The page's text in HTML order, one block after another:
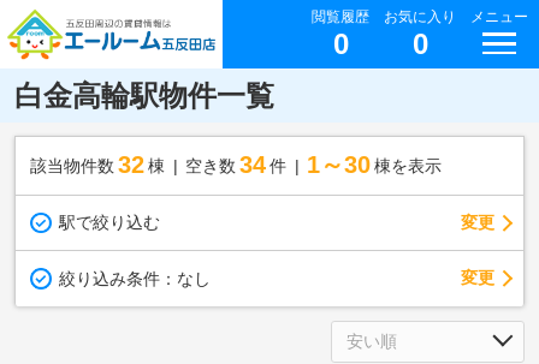
閲覧履歴
0
お気に入り
0
メニュー
白金高輪駅物件一覧
該当物件数 32棟 空き数 34 件 1～30 棟を表示
駅で絞り込む 変更
絞り込み条件： なし 変更